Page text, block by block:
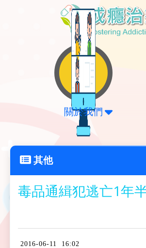
關於我們
其他
毒品通緝犯逃亡1年
2016-06-11 16:02